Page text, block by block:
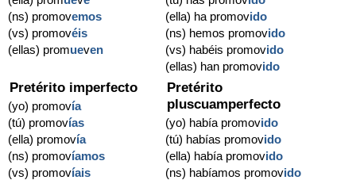
(ns) promovemos
(vs) promovéis
(ellas) promueven
(ella) ha promovido
(ns) hemos promovido
(vs) habéis promovido
(ellas) han promovido
Pretérito imperfecto
(yo) promovía
(tú) promovías
(ella) promovía
(ns) promovíamos
(vs) promovíais
Pretérito
pluscuamperfecto
(yo) había promovido
(tú) habías promovido
(ella) había promovido
(ns) habíamos promovido